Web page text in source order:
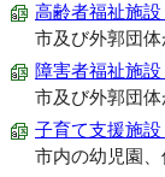
高齢者福祉施設
市及び外郭団体
障害者福祉施設
市及び外郭団体
子育て支援施設
市内の幼児園、